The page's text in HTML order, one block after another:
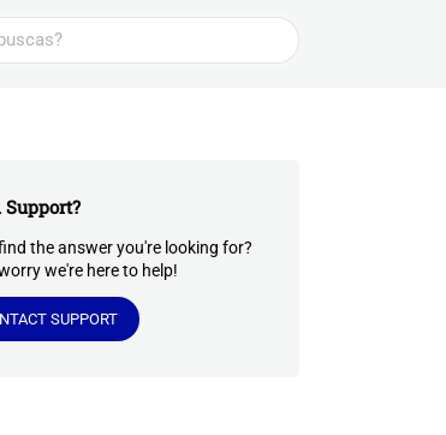
Support?
the answer you're looking for?
we're here to help!
SUPPORT